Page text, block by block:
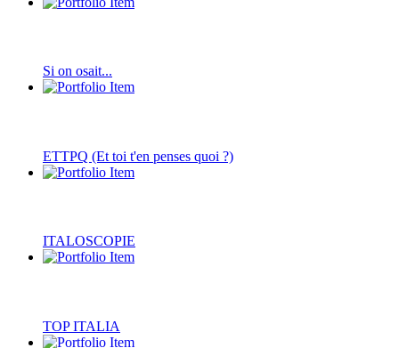
Si on osait...
ETTPQ (Et toi t'en penses quoi ?)
ITALOSCOPIE
TOP ITALIA